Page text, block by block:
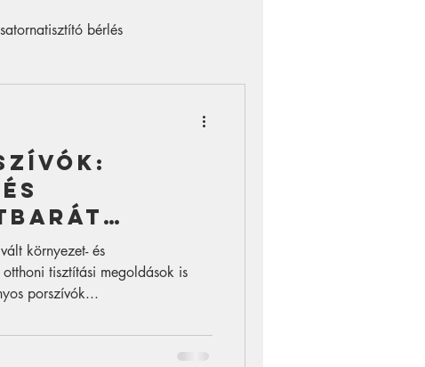
bérlés
környezet- és
tisztítási megoldások is
porszívók...